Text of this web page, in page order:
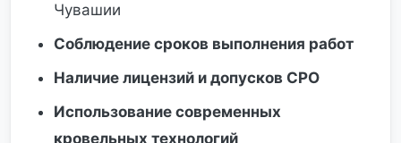
Чувашии
Соблюдение сроков выполнения работ
Наличие лицензий и допусков СРО
Использование современных
кровельных технологий